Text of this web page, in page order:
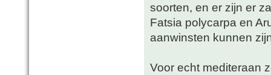
soorten, en er zijn er
Fatsia polycarpa en
aanwinsten kunnen
Voor echt mediteraan